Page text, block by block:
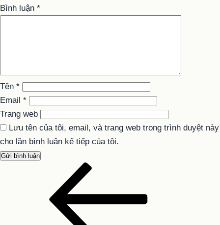
Bình luận *
Tên *
Email *
Trang web
Lưu tên của tôi, email, và trang web trong trình duyệt này
cho lần bình luận kế tiếp của tôi.